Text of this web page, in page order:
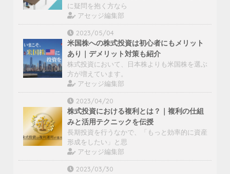
に疑問を抱く方なら
アセッジ編集部
2023/05/04
米国株への株式投資は初心者にもメリット
あり｜デメリット対策も紹介
株式投資において、日本株よりも米国株を選ぶ
方が増えています。
アセッジ編集部
2023/04/20
株式投資における複利とは？｜複利の仕組
みと活用テクニックを伝授
長期投資を行うなかで、「もっと効率的に資産
形成をしたい」と思
アセッジ編集部
2023/03/30